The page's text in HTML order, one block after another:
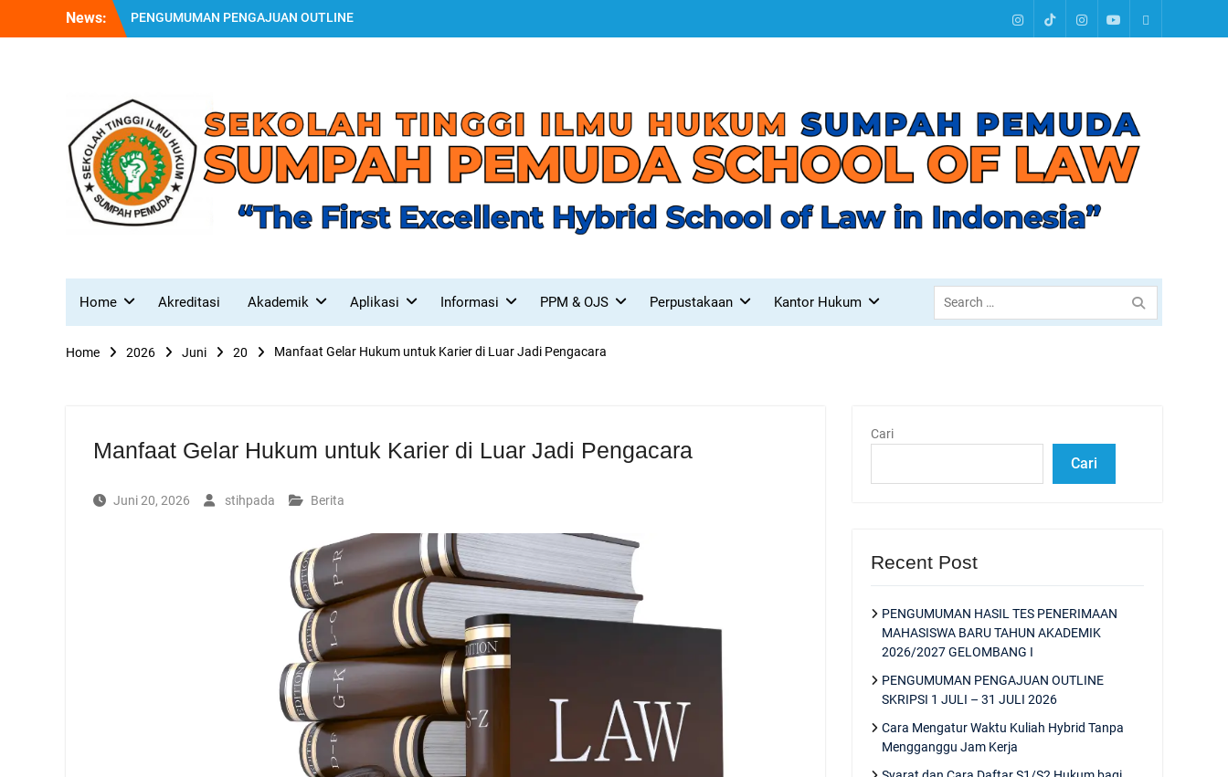
News:
PENGUMUMAN PENGAJUAN OUTLINE
SKRIPSI 1 JULI – 31 JULI 2026
PENGUMUMAN HASIL TES PENERIMAAN
MAHASISWA BARU TAHUN AKADEMIK
2026/2027 GELOMBANG I
Instagram
TiktokInstagram
YoutubeLinktree
Home Akreditasi Akademik Aplikasi Informasi PPM & OJS Perpustakaan Kantor Hukum
Search
for:
Home 2026 Juni 20 Manfaat Gelar Hukum untuk Karier di Luar Jadi Pengacara
Manfaat Gelar Hukum untuk Karier di Luar Jadi Pengacara
Juni 20, 2026 stihpada Berita
Cari
Cari
Recent Post
PENGUMUMAN HASIL TES PENERIMAAN
MAHASISWA BARU TAHUN AKADEMIK
2026/2027 GELOMBANG I
PENGUMUMAN PENGAJUAN OUTLINE
SKRIPSI 1 JULI – 31 JULI 2026
Cara Mengatur Waktu Kuliah Hybrid Tanpa
Mengganggu Jam Kerja